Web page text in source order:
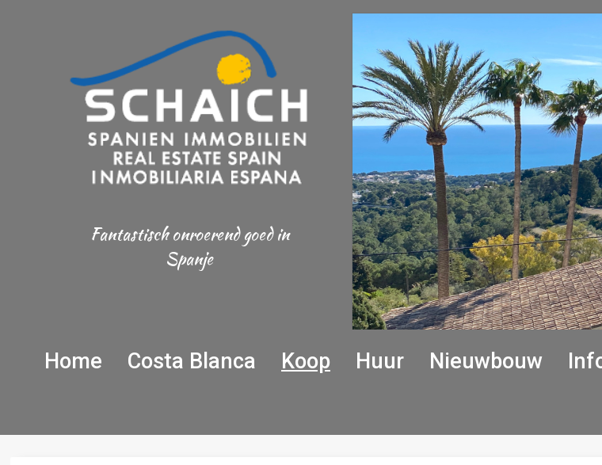
Fantastisch onroerend goed in
Spanje
Home Costa Blanca Koop Huur Nieuwbouw